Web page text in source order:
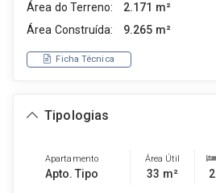
Área do Terreno:
2.171 m²
Área Construída:
9.265 m²
Ficha Técnica
Tipologias
Apartamento
Apto. Tipo
Área Útil
33 m² 2